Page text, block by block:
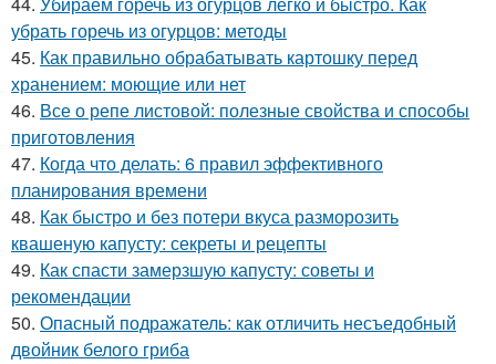
убрать горечь из огурцов: методы
45. Как правильно обрабатывать картошку перед
хранением: моющие или нет
46. Все о репе листовой: полезные свойства и способы
приготовления
47. Когда что делать: 6 правил эффективного
планирования времени
48. Как быстро и без потери вкуса разморозить
квашеную капусту: секреты и рецепты
49. Как спасти замерзшую капусту: советы и
рекомендации
50. Опасный подражатель: как отличить несъедобный
двойник белого гриба